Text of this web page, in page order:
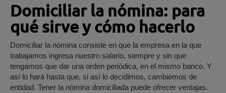
Domiciliar la nómina: para
qué sirve y cómo hacerlo
Domiciliar la nómina consiste en que la empresa en la que
trabajamos ingresa nuestro salario, siempre y sin que
tengamos que dar una orden periódica, en el mismo banco. Y
así lo hará hasta que, si así lo decidimos, cambiemos de
entidad. Tener la nómina domiciliada puede ofrecer ventajas.